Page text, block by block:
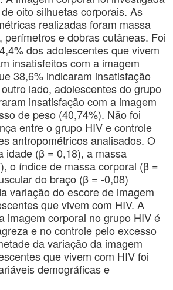
oito silhuetas corporais. As
realizadas foram massa
perímetros e dobras cutâneas. Foi
dos adolescentes que vivem
insatisfeitos com a imagem
38,6% indicaram insatisfação
lado, adolescentes do grupo
insatisfação com a imagem
de peso (40,74%). Não foi
entre o grupo HIV e controle
antropométricos analisados. O
idade (β = 0,18), a massa
o índice de massa corporal (β =
do braço (β = -0,08)
variação do escore de imagem
que vivem com HIV. A
imagem corporal no grupo HIV é
e no controle pelo excesso
da variação da imagem
que vivem com HIV foi
demográficas e